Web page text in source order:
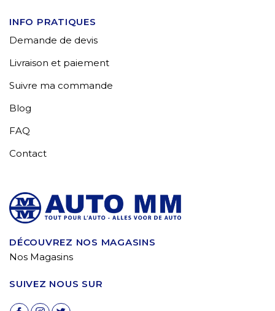
INFO PRATIQUES
Demande de devis
Livraison et paiement
Suivre ma commande
Blog
FAQ
Contact
DÉCOUVREZ NOS MAGASINS
Nos Magasins
SUIVEZ NOUS SUR